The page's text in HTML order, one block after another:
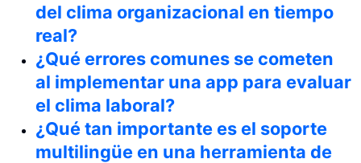
del clima organizacional en tiempo
real?
¿Qué errores comunes se cometen
al implementar una app para evaluar
el clima laboral?
¿Qué tan importante es el soporte
multilingüe en una herramienta de